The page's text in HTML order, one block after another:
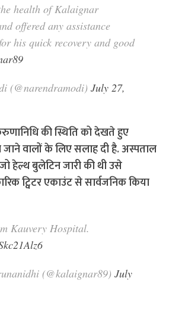
health of Kalaignar
offered any assistance
his quick recovery and good
(@narendramodi)July 27,
की स्थिति को देखते हुए
वालों के लिए सलाह दी है. अस्पताल
हेल्थ बुलेटिन जारी की थी उसे
ट्विटर एकाउंट से सार्वजनिक किया
Kauvery Hospital.
(@kalaignar89)July